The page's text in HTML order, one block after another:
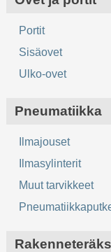
Portit
Sisäovet
Ulko-ovet
Pneumatiikka
Ilmajouset
Ilmasylinterit
Muut tarvikkeet